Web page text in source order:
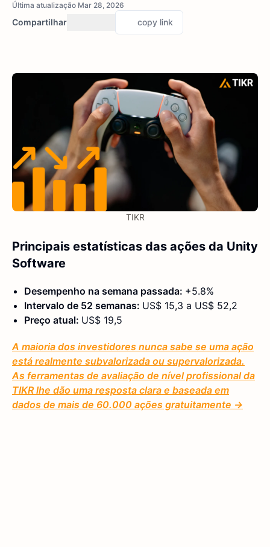
Última atualização Mar 28, 2026
Compartilhar copy link
TIKR
Principais estatísticas das ações da Unity
Software
Desempenho na semana passada: +5.8%
Intervalo de 52 semanas: US$ 15,3 a US$ 52,2
Preço atual: US$ 19,5
A maioria dos investidores nunca sabe se uma ação
está realmente subvalorizada ou supervalorizada.
As ferramentas de avaliação de nível profissional da
TIKR lhe dão uma resposta clara e baseada em
dados de mais de 60.000 ações gratuitamente →